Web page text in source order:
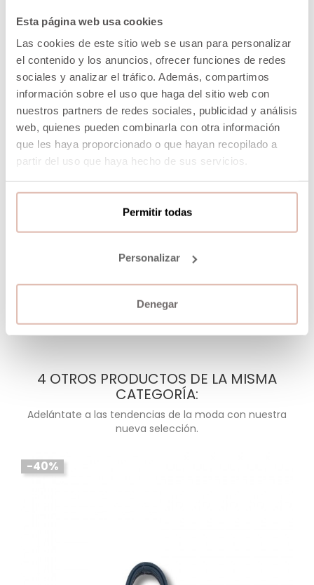
Esta página web usa cookies
Las cookies de este sitio web se usan para personalizar
el contenido y los anuncios, ofrecer funciones de redes
sociales y analizar el tráfico. Además, compartimos
información sobre el uso que haga del sitio web con
nuestros partners de redes sociales, publicidad y análisis
web, quienes pueden combinarla con otra información
que les haya proporcionado o que hayan recopilado a
partir del uso que haya hecho de sus servicios.
Permitir todas
Personalizar
Denegar
37,14 €Precio
61,90 €
AÑADIR A LA CESTA
4 OTROS PRODUCTOS DE LA MISMA
CATEGORÍA:
Adelántate a las tendencias de la moda con nuestra
nueva selección.
-40%